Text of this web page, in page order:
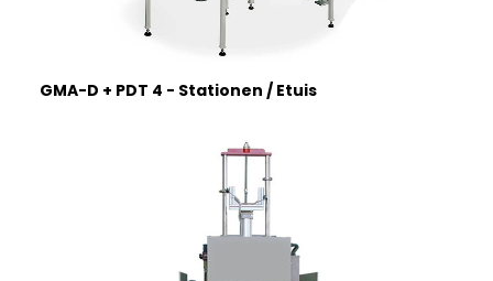
GMA-D + PDT 4 - Stationen / Etuis